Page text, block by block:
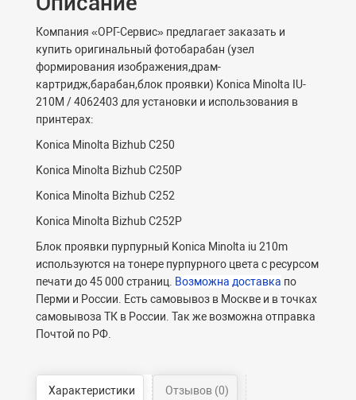
Компания «ОРГ-Сервис» предлагает заказать и
купить оригинальный фотобарабан (узел
формирования изображения,драм-
картридж,барабан,блок проявки) Konica Minolta IU-
210M / 4062403 для установки и использования в
принтерах:
Konica Minolta Bizhub C250
Konica Minolta Bizhub C250P
Konica Minolta Bizhub C252
Konica Minolta Bizhub C252P
Блок проявки пурпурный Konica Minolta iu 210m
используются на тонере пурпурного цвета с ресурсом
печати до 45 000 страниц. Возможна доставка по
Перми и России. Есть самовывоз в Москве и в точках
самовывоза ТК в России. Так же возможна отправка
Почтой по РФ.
Характеристики Отзывов (0)